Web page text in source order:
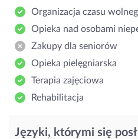
Organizacja czasu
Opieka nad osobami
Zakupy dla seniorów
Opieka pielęgniarska
Terapia zajęciowa
Rehabilitacja
Języki, którymi się